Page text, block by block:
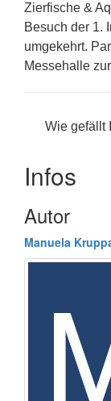
Zierfische &
Besuch der 1.
umgekehrt.
Wie gefällt
Infos
Autor
Manuela